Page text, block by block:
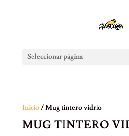
Seleccionar página
Inicio/ Mug tintero vidrio
MUG TINTERO